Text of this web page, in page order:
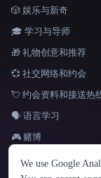
语言
English español
🎲 娱乐与新奇
🎓 学习与导师
🎁 礼物创意和推荐
💞 社交网络和约会
💘 约会资料和接送热
🗣️ 语言学习
🎮 赌博
We use Google